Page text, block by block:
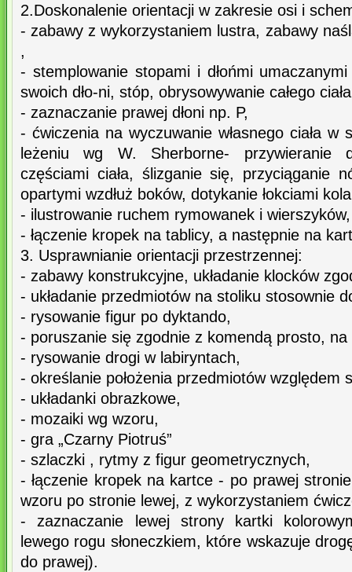
2.Doskonalenie orientacji w zakresie osi i
- zabawy z wykorzystaniem lustra, zabawy
,
- stemplowanie stopami i dłońmi
swoich dło-ni, stóp, obrysowywanie całego
- zaznaczanie prawej dłoni np. P,
- ćwiczenia na wyczuwanie własnego ciała w
leżeniu wg W. Sherborne- przywieranie
częściami ciała, ślizganie się, przyciąganie
opartymi wzdłuż boków, dotykanie łokciami
- ilustrowanie ruchem rymowanek i wierszyków,
- łączenie kropek na tablicy, a następnie na
3. Usprawnianie orientacji przestrzennej:
- zabawy konstrukcyjne, układanie klocków
- układanie przedmiotów na stoliku stosownie
- rysowanie figur po dyktando,
- poruszanie się zgodnie z komendą prosto,
- rysowanie drogi w labiryntach,
- określanie położenia przedmiotów względem
- układanki obrazkowe,
- mozaiki wg wzoru,
- gra „Czarny Piotruś”
- szlaczki , rytmy z figur geometrycznych,
- łączenie kropek na kartce - po prawej
wzoru po stronie lewej, z wykorzystaniem
- zaznaczanie lewej strony kartki
lewego rogu słoneczkiem, które wskazuje
do prawej).